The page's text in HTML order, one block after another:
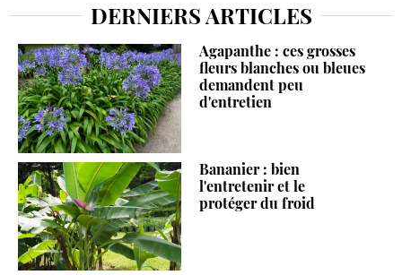
DERNIERS ARTICLES
Agapanthe : ces grosses
fleurs blanches ou bleues
demandent peu
d'entretien
Bananier : bien
l'entretenir et le
protéger du froid